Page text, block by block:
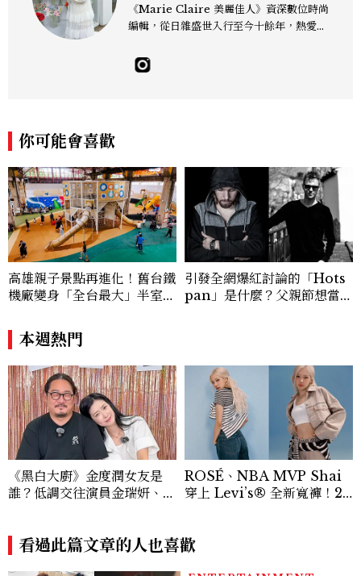
《Marie Claire 美麗佳人》資深數位時尚
編輯，從日雜盛世入行至今十餘年，熱愛服
研究，還有點天秤座一眼看穿「這會紅」的
美感本能，更擅長把流行轉化成讀者真正用
你可能會喜歡
高雄親子景點再進化！舊台鐵
機廠變身「全台最大」半室內
費玩到飽
引發全網爆紅討論的「Hots
pan」是什麼？父親節想當天
本週熱門
《黑白大廚》金度潤女友是
誰？低調交往演員金瑞妍、曾
ROSÉ、NBA MVP Shai
穿上 Levi’s® 全新寬褲！20
看過此篇文章的人也喜歡